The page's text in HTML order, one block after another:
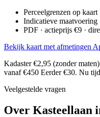
Perceelgrenzen op kaart
Indicatieve maatvoering
PDF · actieprijs €9 ·
Bekijk kaart met afmetingen
Kadaster €2,95 (zonder
vanaf €450 Eerder €30. Nu
Veelgestelde vragen
Over Kasteellaan